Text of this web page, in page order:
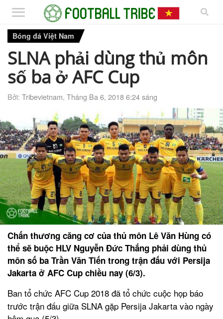
Bóng đá Việt Nam
SLNA phải dùng thủ môn
số ba ở AFC Cup
Bởi: Tribevietnam, Tháng Ba 6, 2018 6:24 sáng
Chấn thương căng cơ của thủ môn Lê Văn Hùng có
thể sẽ buộc HLV Nguyễn Đức Thắng phải dùng thủ
môn số ba Trần Văn Tiến trong trận đấu với Persija
Jakarta ở AFC Cup chiều nay (6/3).
Ban tổ chức AFC Cup 2018 đã tổ chức cuộc họp báo
trước trận đấu giữa SLNA gặp Persija Jakarta vào ngày